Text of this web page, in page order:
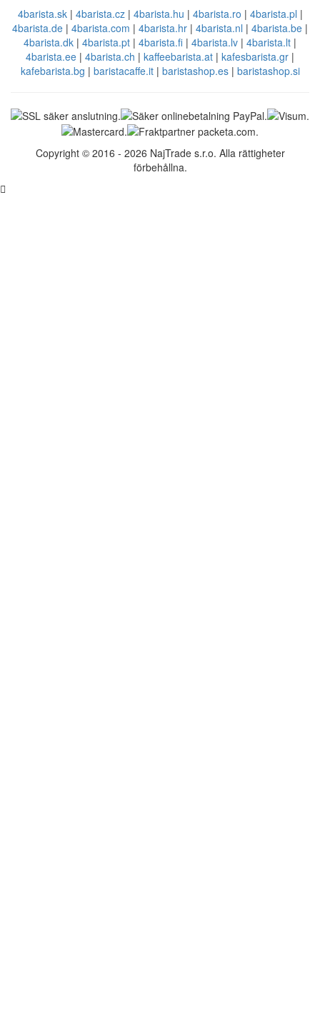
4barista.sk| 4barista.cz| 4barista.hu | 4barista.ro | 4barista.pl |
4barista.de | 4barista.com | 4barista.hr | 4barista.nl | 4barista.be |
4barista.dk | 4barista.pt | 4barista.fi | 4barista.lv | 4barista.lt |
4barista.ee | 4barista.ch | kaffeebarista.at | kafesbarista.gr |
kafebarista.bg | baristacaffe.it| baristashop.es| baristashop.si
Copyright © 2016 - 2026 NajTrade s.r.o. Alla rättigheter
förbehållna.